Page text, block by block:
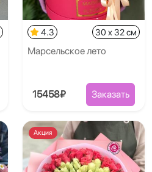
4.3 30 x 32 см
Марсельское лето
15458₽ Заказать
Акция